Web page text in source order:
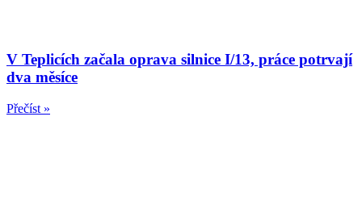
V Teplicích začala oprava silnice I/13, práce potrvají
dva měsíce
Přečíst »